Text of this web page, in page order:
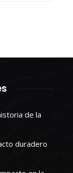
de la
duradero